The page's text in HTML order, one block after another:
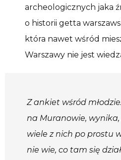
archeologicznych jaka
o historii getta
która nawet wśród
Warszawy nie jest
Z ankiet wśród
na Muranowie, wynika,
wiele z nich po prostu
nie wie, co tam się